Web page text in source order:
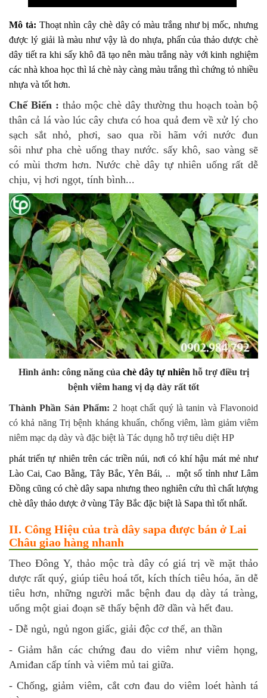
Mô tả: Thoạt nhìn cây chè dây có màu trắng như bị mốc, nhưng
được lý giải là màu như vậy là do nhựa, phấn của thảo dược chè
dây tiết ra khi sấy khô đã tạo nên màu trắng này với kinh nghiệm
các nhà khoa học thì lá chè này càng màu trắng thì chứng tỏ nhiều
nhựa và tốt hơn.
Chế Biến : thảo mộc chè dây thường thu hoạch toàn bộ
thân cả lá vào lúc cây chưa có hoa quả đem về xử lý cho
sạch sắt nhỏ, phơi, sao qua rồi hãm với nước đun
sôi như pha chè uống thay nước. sấy khô, sao vàng sẽ
có mùi thơm hơn. Nước chè dây tự nhiên uống rất dễ
chịu, vị hơi ngọt, tính bình...
Hình ảnh: công năng của chè dây tự nhiên hỗ trợ điều trị
bệnh viêm hang vị dạ dày rất tốt
Thành Phần Sản Phẩm: 2 hoạt chất quý là tanin và Flavonoid
có khả năng Trị bệnh kháng khuẩn, chống viêm, làm giảm viêm
niêm mạc dạ dày và đặc biệt là Tác dụng hỗ trợ tiêu diệt HP
phát triển tự nhiên trên các triền núi, nơi có khí hậu mát mẻ như
Lào Cai, Cao Bằng, Tây Bắc, Yên Bái, .. một số tỉnh như Lâm
Đồng cũng có chè dây sapa nhưng theo nghiên cứu thì chất lượng
chè dây thảo dược ở vùng Tây Bắc đặc biệt là Sapa thì tốt nhất.
II. Công Hiệu của trà dây sapa được bán ở Lai
Châu giao hàng nhanh
Theo Đông Y, thảo mộc trà dây có giá trị về mặt thảo
dược rất quý, giúp tiêu hoá tốt, kích thích tiêu hóa, ăn dễ
tiêu hơn, những người mắc bệnh đau dạ dày tá tràng,
uống một giai đoạn sẽ thấy bệnh đỡ dần và hết đau.
- Dễ ngủ, ngủ ngon giấc, giải độc cơ thể, an thần
- Giảm hẳn các chứng đau do viêm như viêm họng,
Amiđan cấp tính và viêm mủ tai giữa.
- Chống, giảm viêm, cắt cơn đau do viêm loét hành tá